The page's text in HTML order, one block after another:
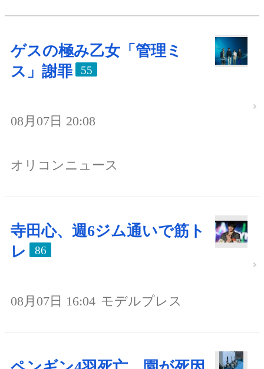
ゲスの極み乙女「管理ミ
ス」謝罪
55
08月07日 20:08
オリコンニュース
寺田心、週6ジム通いで筋ト
レ
86
08月07日 16:04 モデルプレス